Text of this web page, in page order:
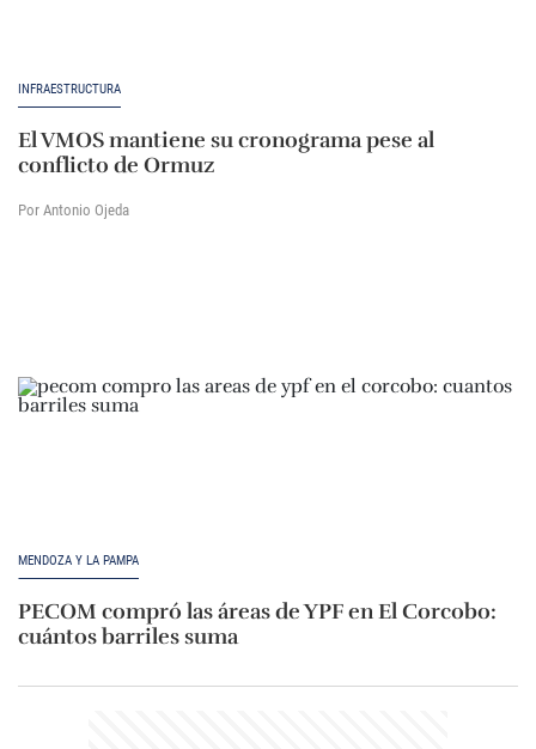
INFRAESTRUCTURA
El VMOS mantiene su cronograma pese al
conflicto de Ormuz
Por Antonio Ojeda
MENDOZA Y LA PAMPA
PECOM compró las áreas de YPF en El Corcobo:
cuántos barriles suma